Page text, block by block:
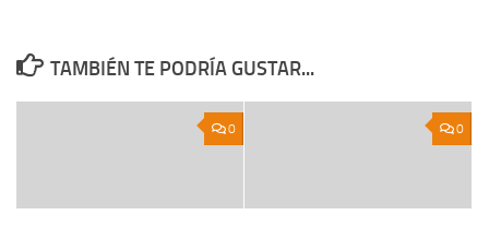
TAMBIÉN TE PODRÍA GUSTAR...
0 0